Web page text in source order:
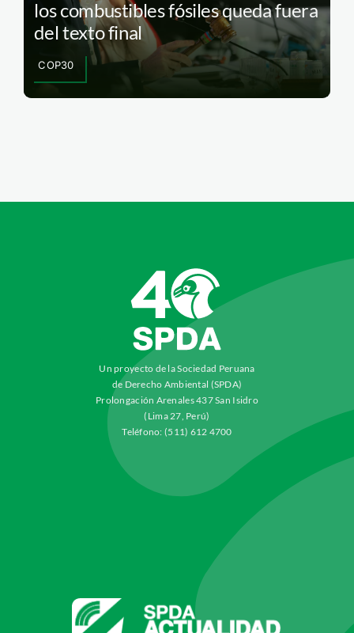
los combustibles fósiles queda fuera
del texto final
COP30
Un proyecto de la Sociedad Peruana
de Derecho Ambiental (SPDA)
Prolongación Arenales 437 San Isidro
(Lima 27, Perú)
Teléfono: (511) 612 4700